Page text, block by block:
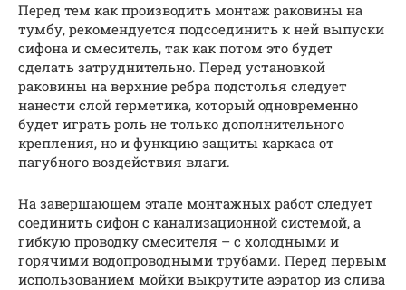
Перед тем как производить монтаж раковины на
тумбу, рекомендуется подсоединить к ней выпуски
сифона и смеситель, так как потом это будет
сделать затруднительно. Перед установкой
раковины на верхние ребра подстолья следует
нанести слой герметика, который одновременно
будет играть роль не только дополнительного
крепления, но и функцию защиты каркаса от
пагубного воздействия влаги.
На завершающем этапе монтажных работ следует
соединить сифон с канализационной системой, а
гибкую проводку смесителя – с холодными и
горячими водопроводными трубами. Перед первым
использованием мойки выкрутите аэратор из слива